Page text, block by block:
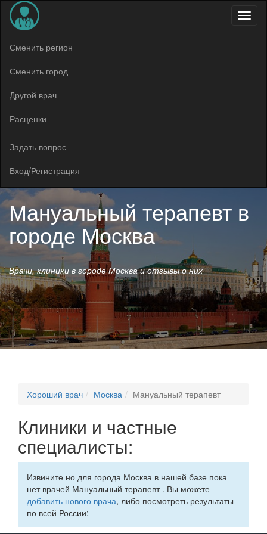
Меню
Сменить регион
Сменить город
Другой врач
Расценки
Задать вопрос
Вход/Регистрация
Мануальный терапевт в
городе Москва
Врачи, клиники в городе Москва и отзывы о них
Хороший врач Москва Мануальный терапевт
Клиники и частные
специалисты:
Извините но для города Москва в нашей базе пока
нет врачей Мануальный терапевт . Вы можете
добавить нового врача, либо посмотреть результаты
по всей России: